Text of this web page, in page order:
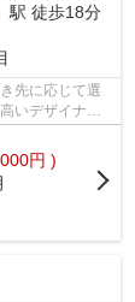
」駅 徒歩18分
先に応じて選
いデザイナー
円 )